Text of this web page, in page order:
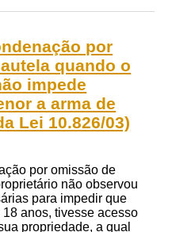
por
quando o
impede
a arma de
Lei 10.826/03)
por omissão de
não observou
para impedir que
anos, tivesse acesso
propriedade, a qual